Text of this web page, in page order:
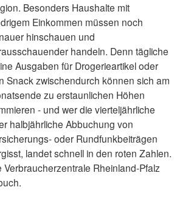
Besonders Haushalte mit
Einkommen müssen noch
hinschauen und
handeln. Denn tägliche
Ausgaben für Drogerieartikel oder
Snack zwischendurch können sich am
zu erstaunlichen Höhen
- und wer die vierteljährliche
halbjährliche Abbuchung von
oder Rundfunkbeiträgen
landet schnell in den roten Zahlen.
Verbraucherzentrale Rheinland-Pfalz